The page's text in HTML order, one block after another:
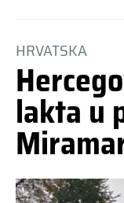
HRVATSKA
lakta u